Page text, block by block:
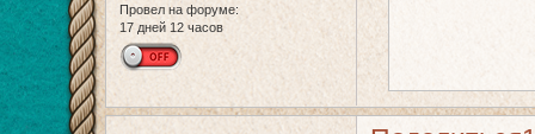
Провел на форуме:
17 дней 12 часов